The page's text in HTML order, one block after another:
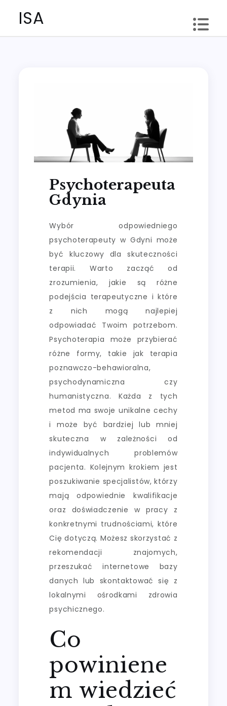
ISA
Psychoterapeuta
Gdynia
Wybór odpowiedniego
psychoterapeuty w Gdyni może
być kluczowy dla skuteczności
terapii. Warto zacząć od
zrozumienia, jakie są różne
podejścia terapeutyczne i które
z nich mogą najlepiej
odpowiadać Twoim potrzebom.
Psychoterapia może przybierać
różne formy, takie jak terapia
poznawczo-behawioralna,
psychodynamiczna czy
humanistyczna. Każda z tych
metod ma swoje unikalne cechy
i może być bardziej lub mniej
skuteczna w zależności od
indywidualnych problemów
pacjenta. Kolejnym krokiem jest
poszukiwanie specjalistów, którzy
mają odpowiednie kwalifikacje
oraz doświadczenie w pracy z
konkretnymi trudnościami, które
Cię dotyczą. Możesz skorzystać z
rekomendacji znajomych,
przeszukać internetowe bazy
danych lub skontaktować się z
lokalnymi ośrodkami zdrowia
psychicznego.
Co
powiniene
m wiedzieć